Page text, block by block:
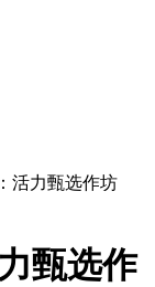
活力甄选作坊
甄选作